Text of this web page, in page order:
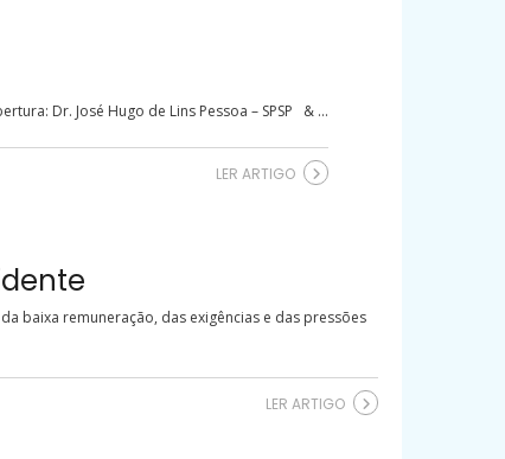
Dr. José Hugo de Lins Pessoa – SPSP & ...
LER ARTIGO
baixa remuneração, das exigências e das pressões
LER ARTIGO